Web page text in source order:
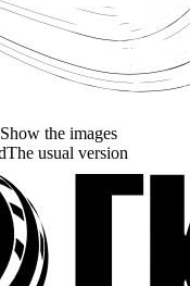
Show the images
The usual version